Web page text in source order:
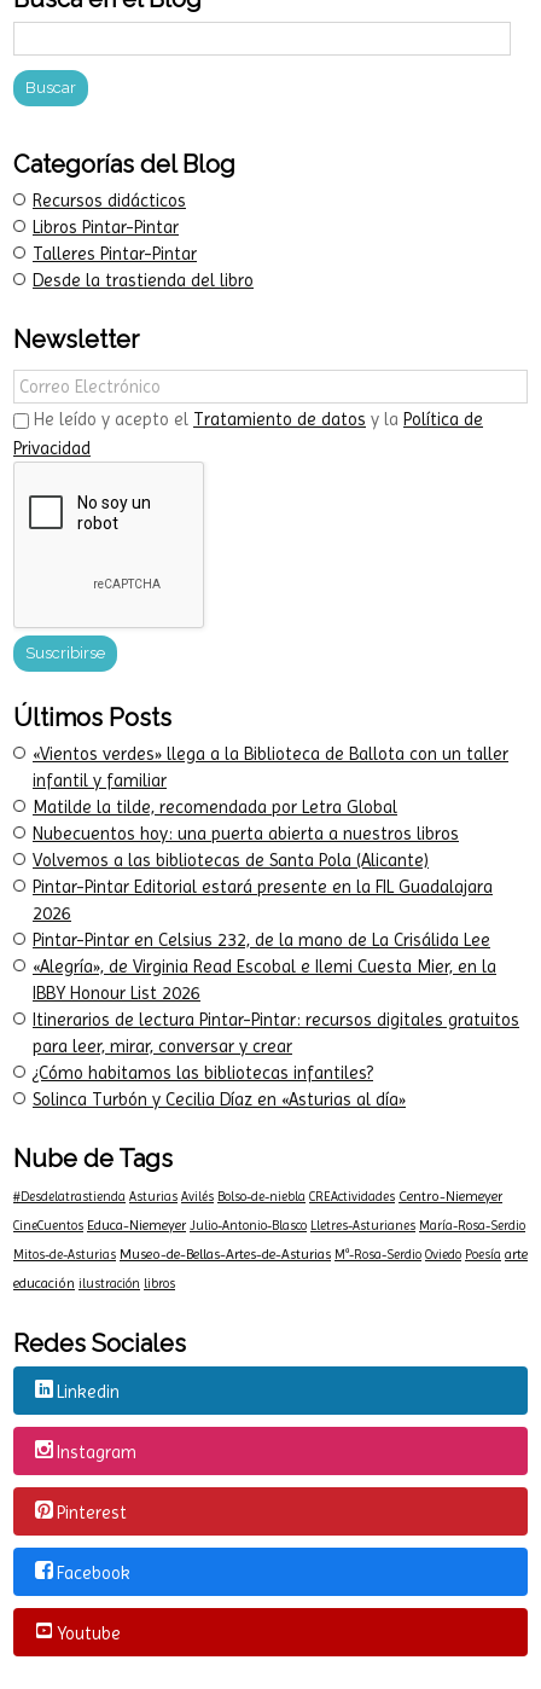
Categorías del Blog
Recursos didácticos
Libros Pintar-Pintar
Talleres Pintar-Pintar
Desde la trastienda del libro
Newsletter
He leído y acepto el Tratamiento de datos y la Política de
Privacidad
Últimos Posts
«Vientos verdes» llega a la Biblioteca de Ballota con un taller
infantil y familiar
Matilde la tilde, recomendada por Letra Global
Nubecuentos hoy: una puerta abierta a nuestros libros
Volvemos a las bibliotecas de Santa Pola (Alicante)
Pintar-Pintar Editorial estará presente en la FIL Guadalajara
2026
Pintar-Pintar en Celsius 232, de la mano de La Crisálida Lee
«Alegría», de Virginia Read Escobal e Ilemi Cuesta Mier, en la
IBBY Honour List 2026
Itinerarios de lectura Pintar-Pintar: recursos digitales gratuitos
para leer, mirar, conversar y crear
¿Cómo habitamos las bibliotecas infantiles?
Solinca Turbón y Cecilia Díaz en «Asturias al día»
Nube de Tags
#Desdelatrastienda Asturias Avilés Bolso-de-niebla CREActividades Centro-Niemeyer
CineCuentos Educa-Niemeyer Julio-Antonio-Blasco Lletres-Asturianes María-Rosa-Serdio
Mitos-de-Asturias Museo-de-Bellas-Artes-de-Asturias Mª-Rosa-Serdio Oviedo Poesía arte
educación ilustración libros
Redes Sociales
Linkedin
Instagram
Pinterest
Facebook
Youtube